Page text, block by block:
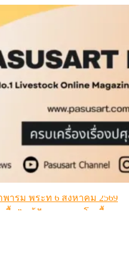
าน สู่ “แคนมิลค์” แบรนด์นมโค
าร์ม พระที่ 6 สิงหาคม 2569
เนื้อ” แก้ปัญหาราคาโคเนื้อตก
แข็งกว่า 12.6 ตัน สมุทรสาคร